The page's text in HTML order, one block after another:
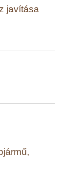
javítása